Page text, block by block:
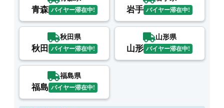
青森 バイヤー滞在中! 岩手 バイヤー滞在中!
秋田県
秋田 バイヤー滞在中!
山形県
山形 バイヤー滞在中!
福島県
福島 バイヤー滞在中!